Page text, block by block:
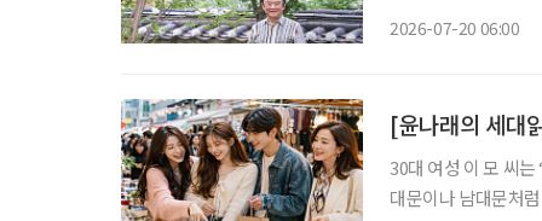
2026-07-20 06:00
[윤나래의 세대
30대 여성 이 모 씨
대문이나 남대문처